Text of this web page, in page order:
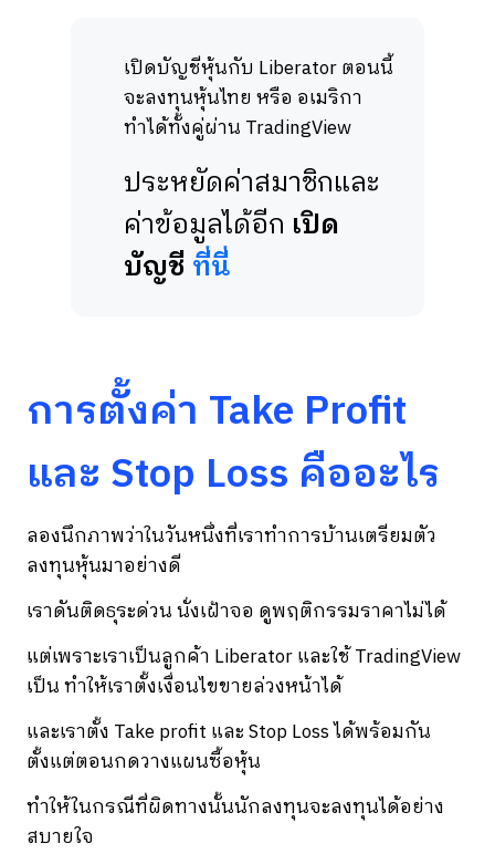
เปิดบัญชีหุ้นกับ Liberator ตอนนี้
จะลงทุนหุ้นไทย หรือ อเมริกา
ทำได้ทั้งคู่ผ่าน TradingView
ประหยัดค่าสมาชิกและ
ค่าข้อมูลได้อีก เปิด
บัญชี ที่นี่
การตั้งค่า Take Profit
และ Stop Loss คืออะไร
ลองนึกภาพว่าในวันหนึ่งที่เราทำการบ้านเตรียมตัว
ลงทุนหุ้นมาอย่างดี
เราดันติดธุระด่วน นั่งเฝ้าจอ ดูพฤติกรรมราคาไม่ได้
แต่เพราะเราเป็นลูกค้า Liberator และใช้ TradingView
เป็น ทำให้เราตั้งเงื่อนไขขายล่วงหน้าได้
และเราตั้ง Take profit และ Stop Loss ได้พร้อมกัน
ตั้งแต่ตอนกดวางแผนซื้อหุ้น
ทำให้ในกรณีที่ผิดทางนั้นนักลงทุนจะลงทุนได้อย่าง
สบายใจ